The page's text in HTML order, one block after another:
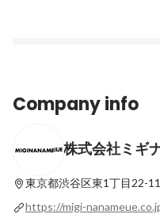
【主要記事まとめ】株式会社
Pinned
Company info
株式会社ミギ
東京都渋谷区東1丁目22-11
https://migi-